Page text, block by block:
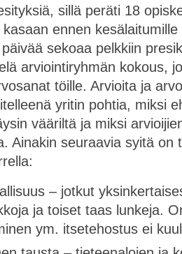
sillä peräti 18
ennen
sekoaa pelkkiin
arviointiryhmän kokous,
töille. Arvioita ja
yritin pohtia, miksi
vääriltä ja miksi
Ainakin seuraavia syitä on
– jotkut
ja toiset taas lunkeja.
ym. itsetehostus ei